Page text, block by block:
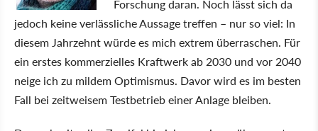
Forschung daran. Noch lässt sich da
jedoch keine verlässliche Aussage treffen – nur so viel: In
diesem Jahrzehnt würde es mich extrem überraschen. Für
ein erstes kommerzielles Kraftwerk ab 2030 und vor 2040
neige ich zu mildem Optimismus. Davor wird es im besten
Fall bei zeitweisem Testbetrieb einer Anlage bleiben.